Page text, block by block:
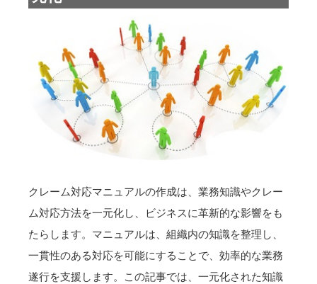
クレーム対応マニュアルの作成は、業務知識やクレー
ム対応方法を一元化し、ビジネスに革新的な影響をも
たらします。マニュアルは、組織内の知識を整理し、
一貫性のある対応を可能にすることで、効率的な業務
遂行を支援します。この記事では、一元化された知識